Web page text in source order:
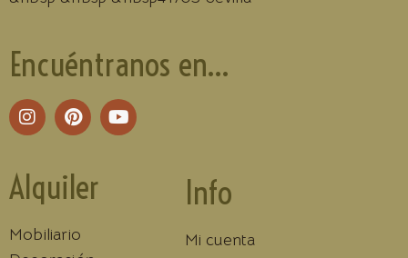
Encuéntranos en...
Alquiler
Mobiliario
Info
Mi cuenta